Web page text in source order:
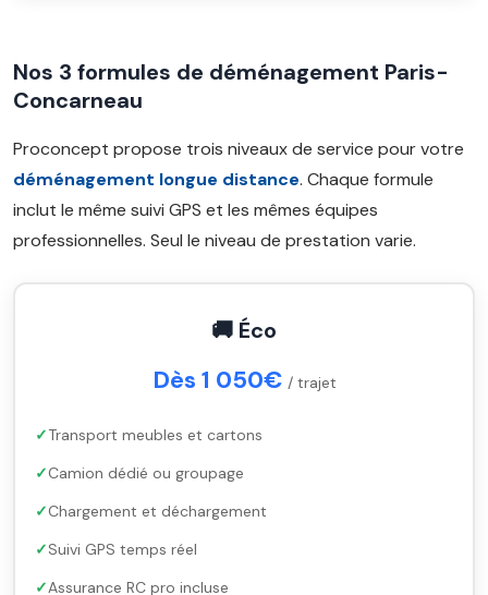
Nos 3 formules de déménagement Paris-
Concarneau
Proconcept propose trois niveaux de service pour votre
déménagement longue distance. Chaque formule
inclut le même suivi GPS et les mêmes équipes
professionnelles. Seul le niveau de prestation varie.
🚚 Éco
Dès 1 050€ / trajet
Transport meubles et cartons
Camion dédié ou groupage
Chargement et déchargement
Suivi GPS temps réel
Assurance RC pro incluse